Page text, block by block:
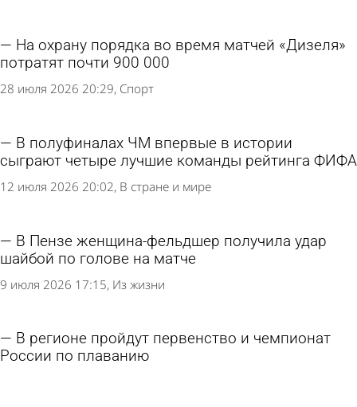
На охрану порядка во время матчей «Дизеля»
потратят почти 900 000
28 июля 2026 20:29 Спорт
В полуфиналах ЧМ впервые в истории
сыграют четыре лучшие команды рейтинга ФИФА
12 июля 2026 20:02 В стране и мире
В Пензе женщина-фельдшер получила удар
шайбой по голове на матче
9 июля 2026 17:15 Из жизни
В регионе пройдут первенство и чемпионат
России по плаванию